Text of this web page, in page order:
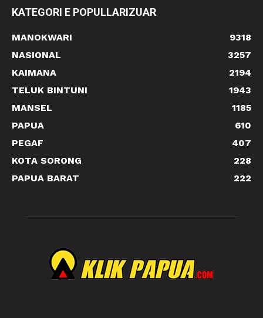
KATEGORI E POPULLARIZUAR
MANOKWARI
9318
NASIONAL
3257
KAIMANA
2194
TELUK BINTUNI
1943
MANSEL
1185
PAPUA
610
PEGAF
407
KOTA SORONG
228
PAPUA BARAT
222